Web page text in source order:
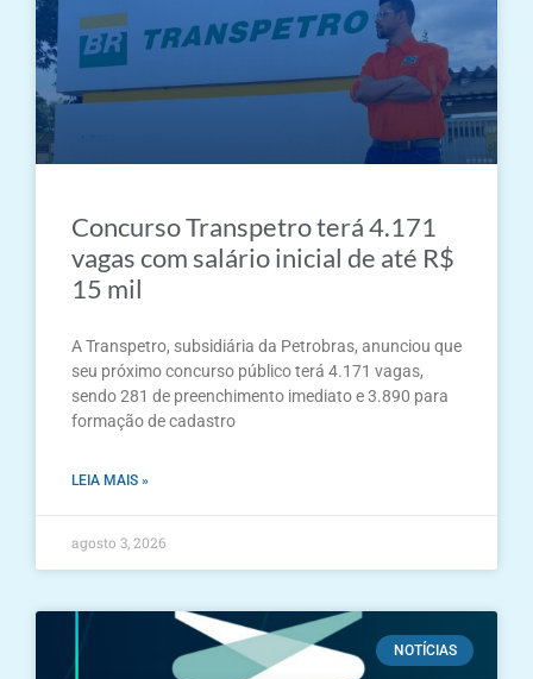
Concurso Transpetro terá 4.171
vagas com salário inicial de até R$
15 mil
A Transpetro, subsidiária da Petrobras, anunciou que
seu próximo concurso público terá 4.171 vagas,
sendo 281 de preenchimento imediato e 3.890 para
formação de cadastro
LEIA MAIS »
agosto 3, 2026
NOTÍCIAS